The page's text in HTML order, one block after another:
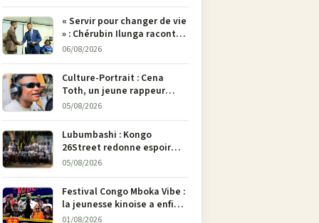
son crayon
« Servir pour changer de vie
» : Chérubin Ilunga raconte
le parcours du député
Tshimbu en 137 pages
06/08/2026
Culture-Portrait : Cena
Toth, un jeune rappeur
déterminé à faire entendre
05/08/2026
Lubumbashi : Kongo
26Street redonne espoir
aux enfants de la rue par
05/08/2026
Festival Congo Mboka Vibe :
la jeunesse kinoise a enfin
sa plateforme de culture
01/08/2026